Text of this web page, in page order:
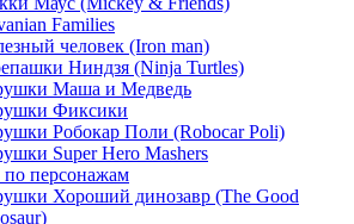
Families
человек (Iron man)
Ниндзя (Ninja Turtles)
Маша и Медведь
Фиксики
Робокар Поли (Robocar Poli)
Super Hero Mashers
персонажам
Хороший динозавр (The Good